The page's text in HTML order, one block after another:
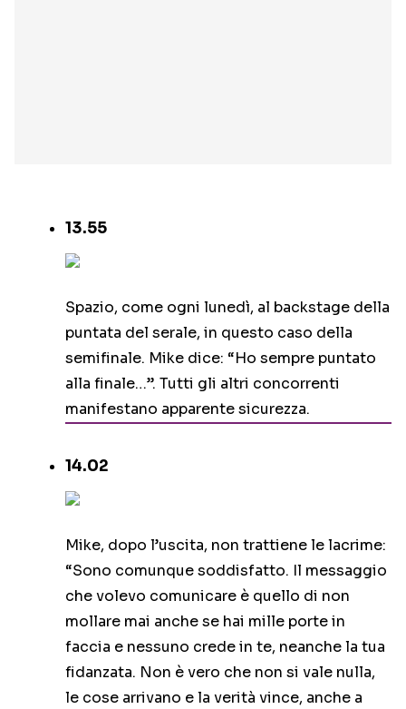
13.55
Spazio, come ogni lunedì, al backstage della
puntata del serale, in questo caso della
semifinale. Mike dice: “Ho sempre puntato
alla finale…”. Tutti gli altri concorrenti
manifestano apparente sicurezza.
14.02
Mike, dopo l’uscita, non trattiene le lacrime:
“Sono comunque soddisfatto. Il messaggio
che volevo comunicare è quello di non
mollare mai anche se hai mille porte in
faccia e nessuno crede in te, neanche la tua
fidanzata. Non è vero che non si vale nulla,
le cose arrivano e la verità vince, anche a